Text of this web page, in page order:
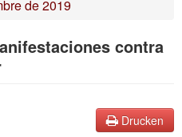
de 2019
contra
Drucken